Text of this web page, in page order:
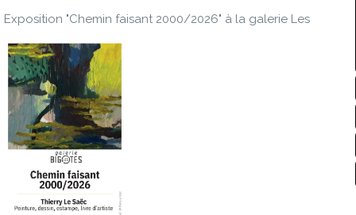
Exposition "Chemin faisant 2000/2026" à la galerie Les
Bigotes